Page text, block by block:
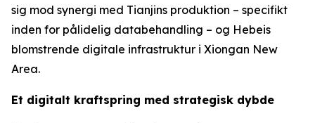
sig mod synergi med Tianjins produktion – specifikt
inden for pålidelig databehandling – og Hebeis
blomstrende digitale infrastruktur i Xiongan New
Area.
Et digitalt kraftspring med strategisk dybde